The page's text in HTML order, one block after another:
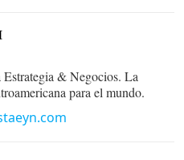
& Negocios. La
para el mundo.